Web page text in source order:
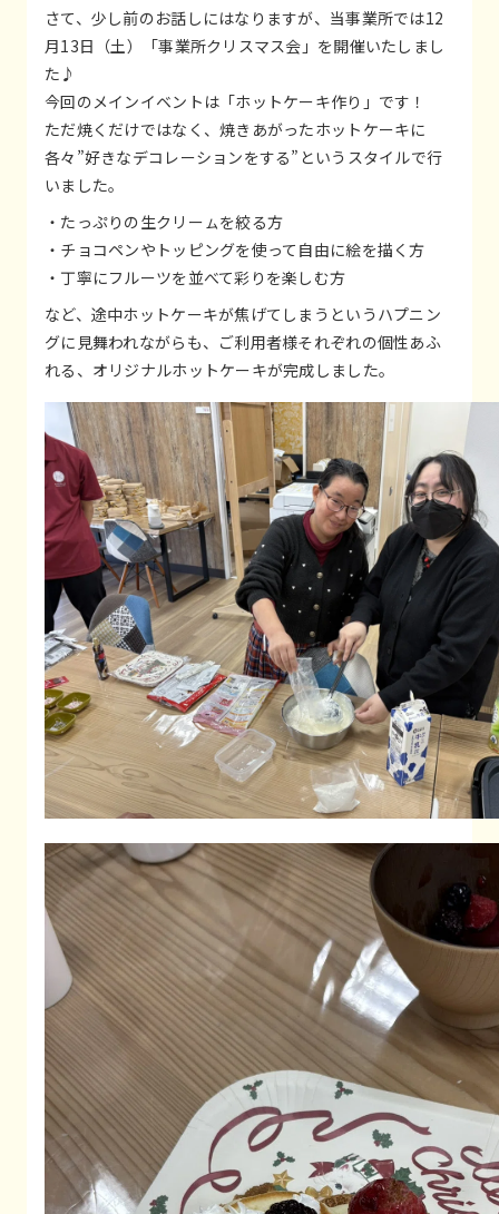
さて、少し前のお話しにはなりますが、当事業所では12
月13日（土）「事業所クリスマス会」を開催いたしまし
た♪
今回のメインイベントは「ホットケーキ作り」です！
ただ焼くだけではなく、焼きあがったホットケーキに
各々”好きなデコレーションをする”というスタイルで行
いました。
・たっぷりの生クリーㇺを絞る方
・チョコペンやトッピングを使って自由に絵を描く方
・丁寧にフルーツを並べて彩りを楽しむ方
など、途中ホットケーキが焦げてしまうというハプニン
グに見舞われながらも、ご利用者様それぞれの個性あふ
れる、オリジナルホットケーキが完成しました。